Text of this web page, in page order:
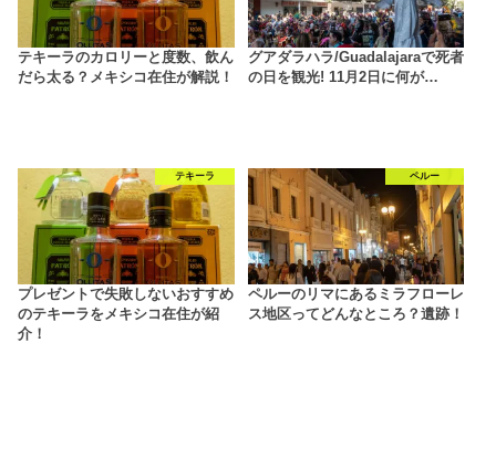
テキーラのカロリーと度数、飲ん
だら太る？メキシコ在住が解説！
グアダラハラ/Guadalajaraで死者
の日を観光! 11月2日に何が…
テキーラ
プレゼントで失敗しないおすすめ
のテキーラをメキシコ在住が紹
介！
ペルー
ペルーのリマにあるミラフローレ
ス地区ってどんなところ？遺跡！